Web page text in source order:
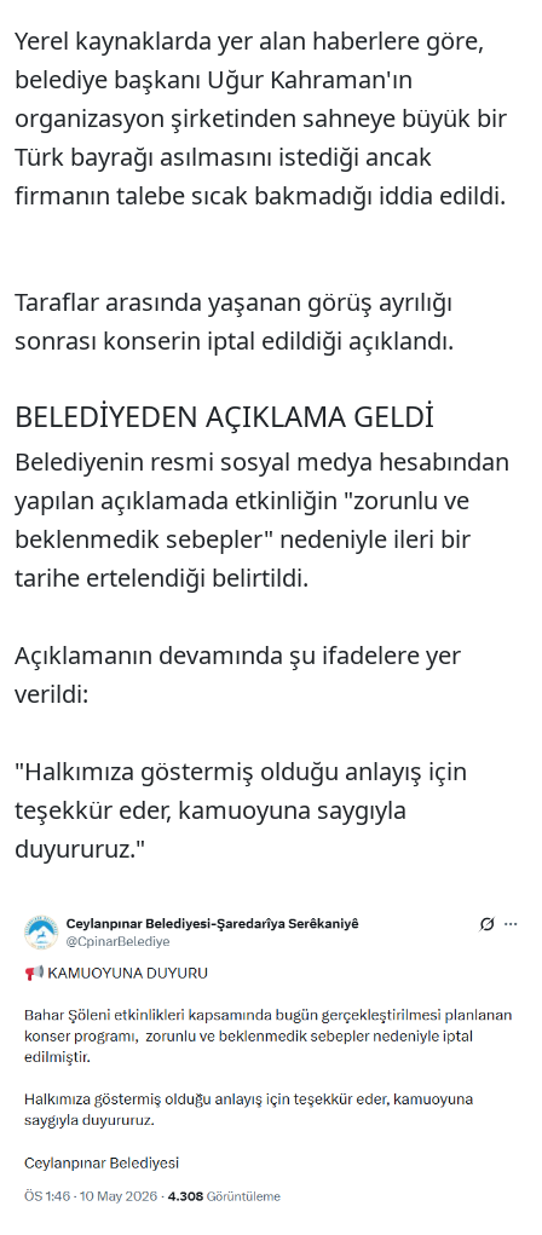
Sesi Aç
Yerel kaynaklarda yer alan haberlere göre,
belediye başkanı Uğur Kahraman'ın
organizasyon şirketinden sahneye büyük bir
Türk bayrağı asılmasını istediği ancak
firmanın talebe sıcak bakmadığı iddia edildi.
Taraflar arasında yaşanan görüş ayrılığı
sonrası konserin iptal edildiği açıklandı.
BELEDİYEDEN AÇIKLAMA GELDİ
Belediyenin resmi sosyal medya hesabından
yapılan açıklamada etkinliğin "zorunlu ve
beklenmedik sebepler" nedeniyle ileri bir
tarihe ertelendiği belirtildi.
Açıklamanın devamında şu ifadelere yer
verildi:
"Halkımıza göstermiş olduğu anlayış için
teşekkür eder, kamuoyuna saygıyla
duyururuz."